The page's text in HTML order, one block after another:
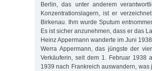
Berlin, das unter anderem
Konzentrationslagern, ist er
Birkenau. Ihm wurde Sputum
Es ist sicher anzunehmen, dass er das
Heinz Appermann wanderte im Juni
Werra Appermann, das jüngste der
Verkäuferin, seit dem 1. Februar 1938
1939 nach Frankreich auswandern,